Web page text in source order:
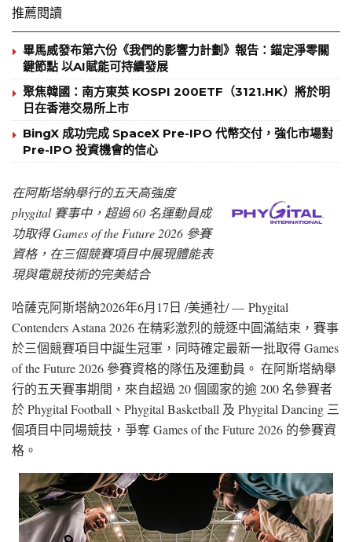
推薦閱讀
畢馬威發布第六份《我們的影響力計劃》報告：錨定淨零關
鍵節點 以AI賦能可持續發展
聚焦韓國：南方東英 KOSPI 200ETF（3121.HK）將於明
日在香港交易所上市
BingX 成功完成 SpaceX Pre-IPO 代幣交付，強化市場對
Pre-IPO 投資機會的信心
在阿斯塔納舉行的五天高強度
phygital 賽事中，超過 60 名運動員成
功取得 Games of the Future 2026 參賽
資格，在三個競賽項目中展現體能表
現與電競技術的完美結合
哈薩克阿斯塔納2026年6月17日 /美通社/ — Phygital
Contenders Astana 2026 在精彩激烈的競逐中圓滿結束，賽事
於三個競賽項目中誕生冠軍，同時確定最新一批取得 Games
of the Future 2026 參賽資格的隊伍及運動員。 在阿斯塔納舉
行的五天賽事期間，來自超過 20 個國家的逾 200 名參賽者
於 Phygital Football、Phygital Basketball 及 Phygital Dancing 三
個項目中同場競技，爭奪 Games of the Future 2026 的參賽資
格。